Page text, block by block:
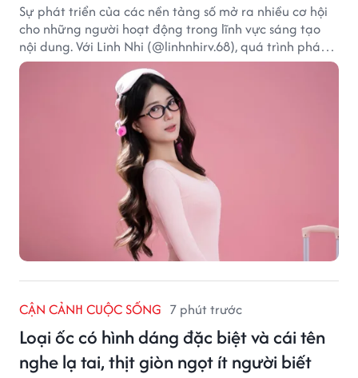
Sự phát triển của các nền tảng số mở ra nhiều cơ hội
cho những người hoạt động trong lĩnh vực sáng tạo
nội dung. Với Linh Nhi (@linhnhirv.68), quá trình phát
triển nội dung trên mạng xã hội được kết hợp cùng
các dự án truyền thông và hoạt động hướng đến cộng
đồng. Hiện cô hoạt động trong các lĩnh vực beauty,
lifestyle và fashion, đồng thời tham gia một số chương
trình, sự kiện liên quan đến truyền thông và thương
CẬN CẢNH CUỘC SỐNG 7 phút trước
Loại ốc có hình dáng đặc biệt và cái tên
nghe lạ tai, thịt giòn ngọt ít người biết